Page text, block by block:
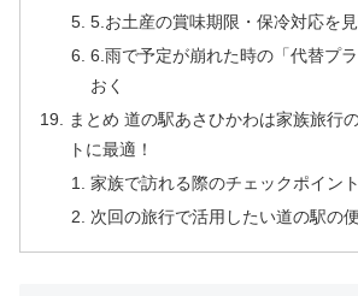
5.お土産の賞味期限・保冷対応を見
6.雨で予定が崩れた時の「代替プ
おく
まとめ 道の駅あさひかわは家族旅行
トに最適！
家族で訪れる際のチェックポイン
次回の旅行で活用したい道の駅の